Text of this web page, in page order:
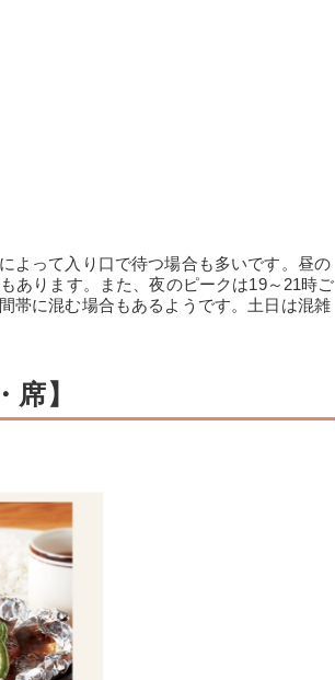
よって入り口で待つ場合も多いです。昼の
あります。また、夜のピークは19～21時ご
帯に混む場合もあるようです。土日は混雑
】